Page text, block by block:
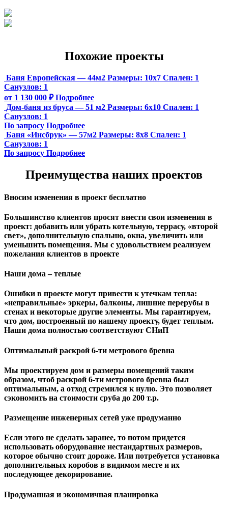
Похожие проекты
Баня Европейская — 44м2 Размеры: 10х7 Спален: 1
Санузлов: 1
от 1 130 000 ₽ Подробнее
Дом-баня из бруса — 51 м2 Размеры: 6х10 Спален: 1
Санузлов: 1
По запросу Подробнее
Баня «Инсбрук» — 57м2 Размеры: 8х8 Спален: 1
Санузлов: 1
По запросу Подробнее
Преимущества наших проектов
Вносим изменения в проект бесплатно
Большинство клиентов просят внести свои изменения в
проект: добавить или убрать котельную, террасу, «второй
свет», дополнительную спальню, окна, увеличить или
уменьшить помещения. Мы с удовольствием реализуем
пожелания клиентов в проекте
Наши дома – теплые
Ошибки в проекте могут привести к утечкам тепла:
«неправильные» эркеры, балконы, лишние перерубы в
стенах и некоторые другие элементы. Мы гарантируем,
чтo дом, построенный по нашему проекту, будет теплым.
Наши дома полностью соответствуют СНиП
Оптимальный раскрой 6-ти метрового бревна
Мы проектируем дом и размеры помещений таким
образом, чтоб раскрой 6-ти метрового бревна был
оптимальным, а отход стремился к нулю. Это позволяет
сэкономить на стоимости сруба до 200 т.р.
Размещение инженерных сетей уже продуманно
Если этого не сделать заранее, то потом придется
использовать оборудование нестандартных размеров,
которое обычно стоит дороже. Или потребуется установка
дополнительных коробов в видимом месте и их
последующее декорирование.
Продуманная и экономичная планировка